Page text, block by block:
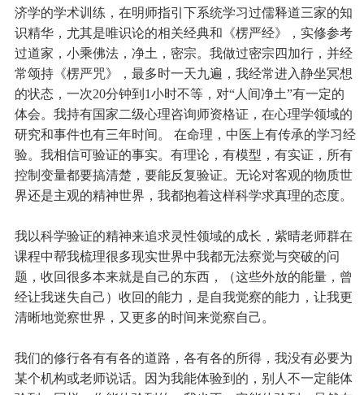
济学的学术训练，在明师指引下系统学习过儒释道三家的知
识精华，尤其是唯识论的相关经典和《楞严经》，实修参考
过道家，小乘佛法，净土，密宗。我做过密宗四加行，并经
常颂持《楞严咒》，最多时一天九遍，我经常进入静坐冥想
的状态，一次20分钟到1小时不等，对“人间净土”有一定的
体会。我持有国家二级心理咨询师资格证，在心理学领域的
研究和事件也有三年时间。 在命理，中医上有传承的学习经
验。我相信可验证的事实。有理论，有模型，有实证，所有
控制变量都要搞清楚，要能反复验证。无论对客观的物质世
界还是主观的精神世界，我都抱着这样科学求真理的态度。
我以科学验证的精神来追求灵性领域的成长，紫晴老师群在
课程中帮我梳理很多现实世界中我都无法察觉与突破的问
题，收回很多本来就是自己的东西，（这些外放的能量，曾
经让我迷失自己）收回的能力，是自我觉察的能力，让我更
清晰地觉察世界，又更多的时间来觉察自己。
我们的修行各有有各的道路，各有各的所得，我没有必要为
某个机构或老师说话。因为我能体验到的，别人不一定能体